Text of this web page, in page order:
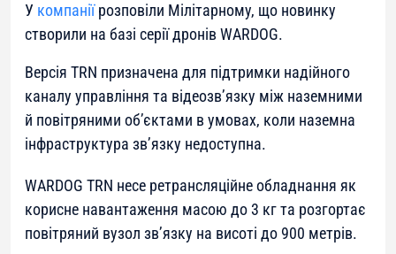
У компаніїрозповіли Мілітарному, що новинку
створили на базі серії дронів WARDOG.
Версія TRN призначена для підтримки надійного
каналу управління та відеозв’язку між наземними
й повітряними об’єктами в умовах, коли наземна
інфраструктура зв’язку недоступна.
WARDOG TRN несе ретрансляційне обладнання як
корисне навантаження масою до 3 кг та розгортає
повітряний вузол зв’язку на висоті до 900 метрів.